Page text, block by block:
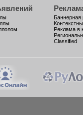
Баннерная
Реклама в
Classified